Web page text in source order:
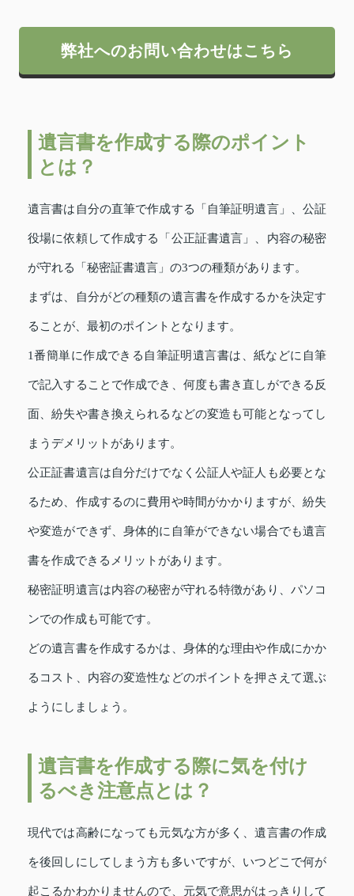
弊社へのお問い合わせはこちら
遺言書を作成する際のポイント
とは？
遺言書は自分の直筆で作成する「自筆証明遺言」、公証
役場に依頼して作成する「公正証書遺言」、内容の秘密
が守れる「秘密証書遺言」の3つの種類があります。
まずは、自分がどの種類の遺言書を作成するかを決定す
ることが、最初のポイントとなります。
1番簡単に作成できる自筆証明遺言書は、紙などに自筆
で記入することで作成でき、何度も書き直しができる反
面、紛失や書き換えられるなどの変造も可能となってし
まうデメリットがあります。
公正証書遺言は自分だけでなく公証人や証人も必要とな
るため、作成するのに費用や時間がかかりますが、紛失
や変造ができず、身体的に自筆ができない場合でも遺言
書を作成できるメリットがあります。
秘密証明遺言は内容の秘密が守れる特徴があり、パソコ
ンでの作成も可能です。
どの遺言書を作成するかは、身体的な理由や作成にかか
るコスト、内容の変造性などのポイントを押さえて選ぶ
ようにしましょう。
遺言書を作成する際に気を付け
るべき注意点とは？
現代では高齢になっても元気な方が多く、遺言書の作成
を後回しにしてしまう方も多いですが、いつどこで何が
起こるかわかりませんので、元気で意思がはっきりして